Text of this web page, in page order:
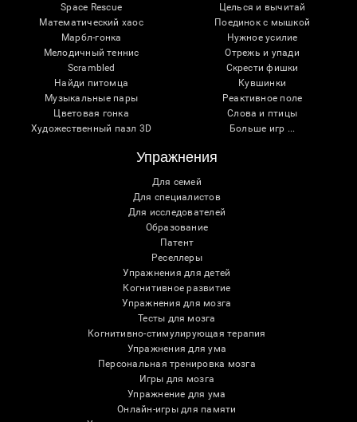
Space Rescue
Математический хаос
Марбл-гонка
Мелодичный теннис
Scrambled
Найди питомца
Музыкальные пары
Цветовая гонка
Художественный пазл 3D
Целься и вычитай
Поединок с мышкой
Нужное усилие
Отрежь и упади
Скрести фишки
Кувшинки
Реактивное поле
Слова и птицы
Больше игр ...
Упражнения
Для семей
Для специалистов
Для исследователей
Образование
Патент
Реселлеры
Упражнения для детей
Когнитивное развитие
Упражнения для мозга
Тесты для мозга
Когнитивно-стимулирующая терапия
Упражнения для ума
Персональная тренировка мозга
Игры для мозга
Упражнение для ума
Онлайн-игры для памяти